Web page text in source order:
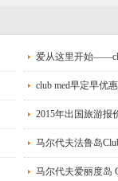
爱从这里开始
club med早定早优
2015年出国旅游报
马尔代夫法鲁岛
马尔代夫爱丽度岛